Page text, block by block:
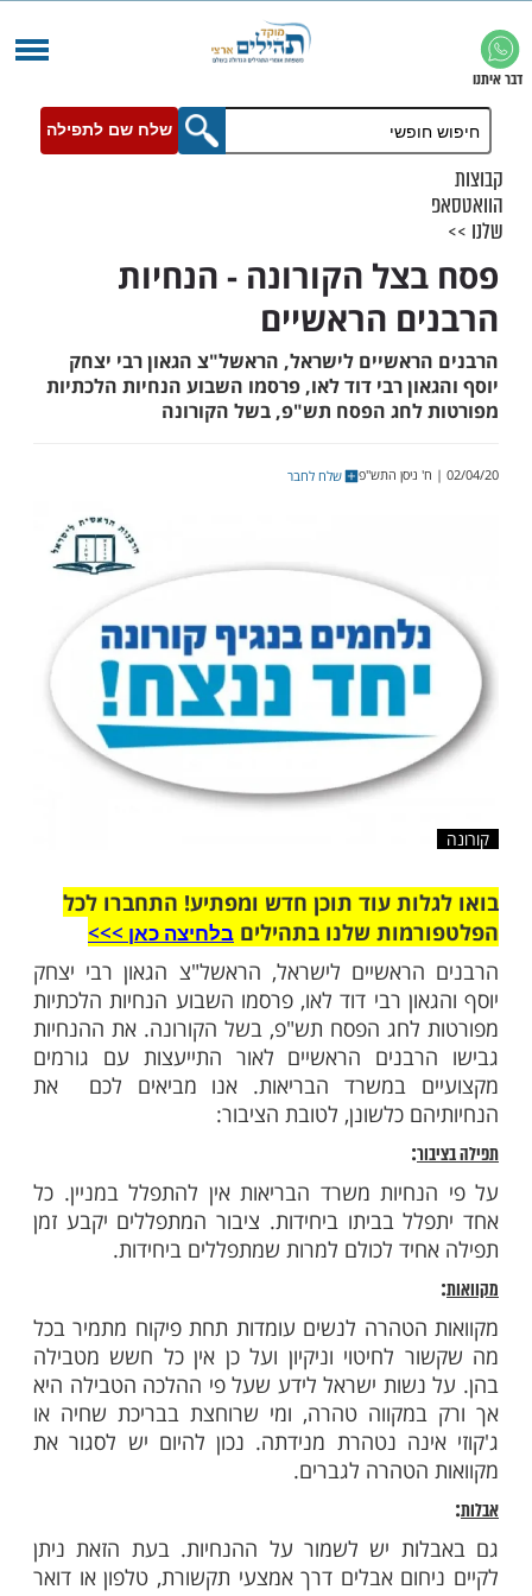
שלח שם לתפילה
הקורונה - הנחיות
הראשיים
רבי דוד לאו, פרסמו השבוע הנחיות הלכתיות
שלח לחבר
עוד תוכן חדש ומפתיע! התחברו לכל
שלנו בתהילים
לישראל, הראשל"צ הגאון רבי יצחק
רבי דוד לאו, פרסמו השבוע הנחיות הלכתיות
לחג הפסח תש"פ, בשל הקורונה. את ההנחיות
הראשיים לאור התייעצות עם גורמים
במשרד הבריאות. אנו מביאים לכם את
כלשונן, לטובת הציבור:
משרד הבריאות אין להתפלל במניין. כל
בביתו ביחידות. ציבור המתפללים יקבע זמן
לכולם למרות שמתפללים ביחידות.